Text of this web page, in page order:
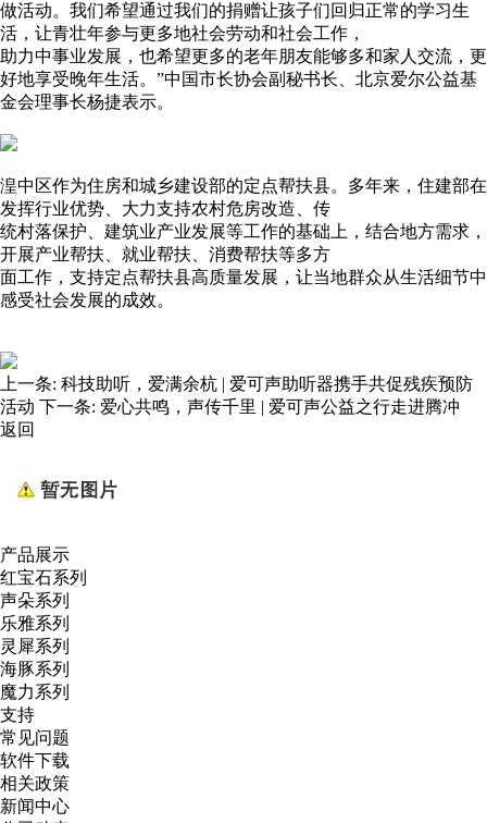
做活动。我们希望通过我们的捐赠让孩子们回归正常的学习生
活，让青壮年参与更多地社会劳动和社会工作，
助力中事业发展，也希望更多的老年朋友能够多和家人交流，更
好地享受晚年生活。”中国市长协会副秘书长、北京爱尔公益基
金会理事长杨捷表示。
湟中区作为住房和城乡建设部的定点帮扶县。多年来，住建部在
发挥行业优势、大力支持农村危房改造、传
统村落保护、建筑业产业发展等工作的基础上，结合地方需求，
开展产业帮扶、就业帮扶、消费帮扶等多方
面工作，支持定点帮扶县高质量发展，让当地群众从生活细节中
感受社会发展的成效。
上一条: 科技助听，爱满余杭 | 爱可声助听器携手共促残疾预防
活动 下一条: 爱心共鸣，声传千里 | 爱可声公益之行走进腾冲
返回
产品展示
红宝石系列
声朵系列
乐雅系列
灵犀系列
海豚系列
魔力系列
支持
常见问题
软件下载
相关政策
新闻中心